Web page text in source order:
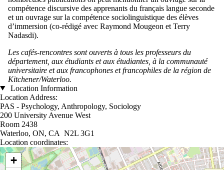
compétence discursive des apprenants du français langue seconde
et un ouvrage sur la compétence sociolinguistique des élèves
d’immersion (co-rédigé avec Raymond Mougeon et Terry
Nadasdi).
Les cafés-rencontres sont ouverts à tous les professeurs du
département, aux étudiants et aux étudiantes, à la communauté
universitaire et aux francophones et francophiles de la région de
Kitchener/Waterloo.
Location Information
Location Address:
PAS - Psychology, Anthropology, Sociology
200 University Avenue West
Room 2438
Waterloo, ON, CA N2L 3G1
Location coordinates:
Location coordinates
+